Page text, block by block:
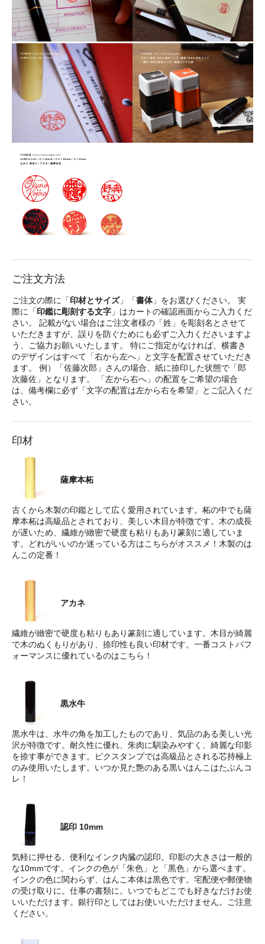
ご注文方法
ご注文の際に「印材とサイズ」「書体」をお選びください。 実
際に「印鑑に彫刻する文字 」はカートの確認画面からご入力くだ
さい。 記載がない場合はご注文者様の「姓」を彫刻名とさせて
いただきますが、誤りを防ぐためにも必ずご入力くださいますよ
う、ご協力お願いいたします。 特にご指定がなければ、横書き
のデザインはすべて「右から左へ」と文字を配置させていただき
ます。 例）「佐藤次郎」さんの場合、紙に捺印した状態で「郎
次藤佐」となります。 「左から右へ」の配置をご希望の場合
は、備考欄に必ず「文字の配置は左から右を希望」とご記入くだ
さい。
印材
薩摩本柘
古くから木製の印鑑として広く愛用されています。柘の中でも薩
摩本柘は高級品とされており、美しい木目が特徴です。木の成長
が遅いため、繊維が緻密で硬度も粘りもあり篆刻に適していま
す。どれがいいのか迷っている方はこちらがオススメ！木製のは
んこの定番！
アカネ
繊維が緻密で硬度も粘りもあり篆刻に適しています。木目が綺麗
で木のぬくもりがあり、捺印性も良い印材です。一番コストパフ
ォーマンスに優れているのはこちら！
黒水牛
黒水牛は、水牛の角を加工したものであり、気品のある美しい光
沢が特徴です。耐久性に優れ、朱肉に馴染みやすく、綺麗な印影
を捺す事ができます。ピクスタンプでは高級品とされる芯持極上
のみ使用いたします。いつか見た艶のある黒いはんこはたぶんコ
レ！
認印 10mm
気軽に押せる、便利なインク内臓の認印。印影の大きさは一般的
な10mmです。インクの色が「朱色」と「黒色」から選べます。
インクの色に関わらず、はんこ本体は黒色です。宅配便や郵便物
の受け取りに。仕事の書類に。いつでもどこでも好きなだけお使
いいただけます。銀行印としてはお使いいただけません。ご注意
ください。